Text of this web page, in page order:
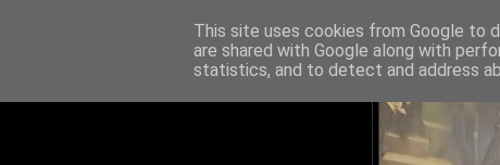
This site uses cookies from Google to
are shared with Google along with
statistics, and to detect and address